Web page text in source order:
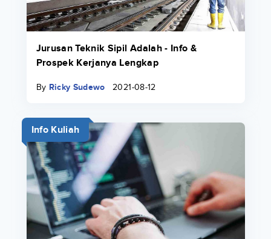
Jurusan Teknik Sipil Adalah - Info &
Prospek Kerjanya Lengkap
By Ricky Sudewo 2021-08-12
Info Kuliah